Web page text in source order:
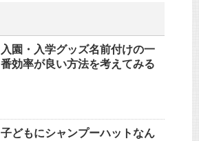
入園・入学グッズ名前付けの一
番効率が良い方法を考えてみる
子どもにシャンプーハットなん